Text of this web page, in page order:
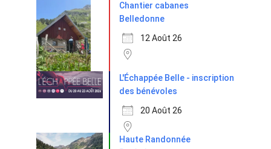
Chantier cabanes
Belledonne
12 Août 26
L'Échappée Belle - inscription
des bénévoles
20 Août 26
Haute Randonnée